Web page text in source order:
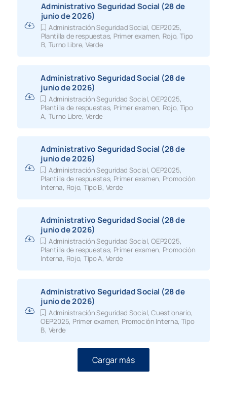
Administrativo Seguridad Social (28 de
junio de 2026)
Administración Seguridad Social, OEP2025,
Plantilla de respuestas, Primer examen, Rojo, Tipo
B, Turno Libre, Verde
Administrativo Seguridad Social (28 de
junio de 2026)
Administración Seguridad Social,OEP2025,
Plantilla de respuestas, Primer examen, Rojo, Tipo
A, Turno Libre, Verde
Administrativo Seguridad Social (28 de
junio de 2026)
Administración Seguridad Social,OEP2025,
Plantilla de respuestas, Primer examen, Promoción
Interna, Rojo, Tipo B, Verde
Administrativo Seguridad Social (28 de
junio de 2026)
Administración Seguridad Social,OEP2025,
Plantilla de respuestas, Primer examen, Promoción
Interna, Rojo, Tipo A, Verde
Administrativo Seguridad Social (28 de
junio de 2026)
Administración Seguridad Social,Cuestionario,
OEP2025, Primer examen, Promoción Interna, Tipo
B, Verde
Cargar más